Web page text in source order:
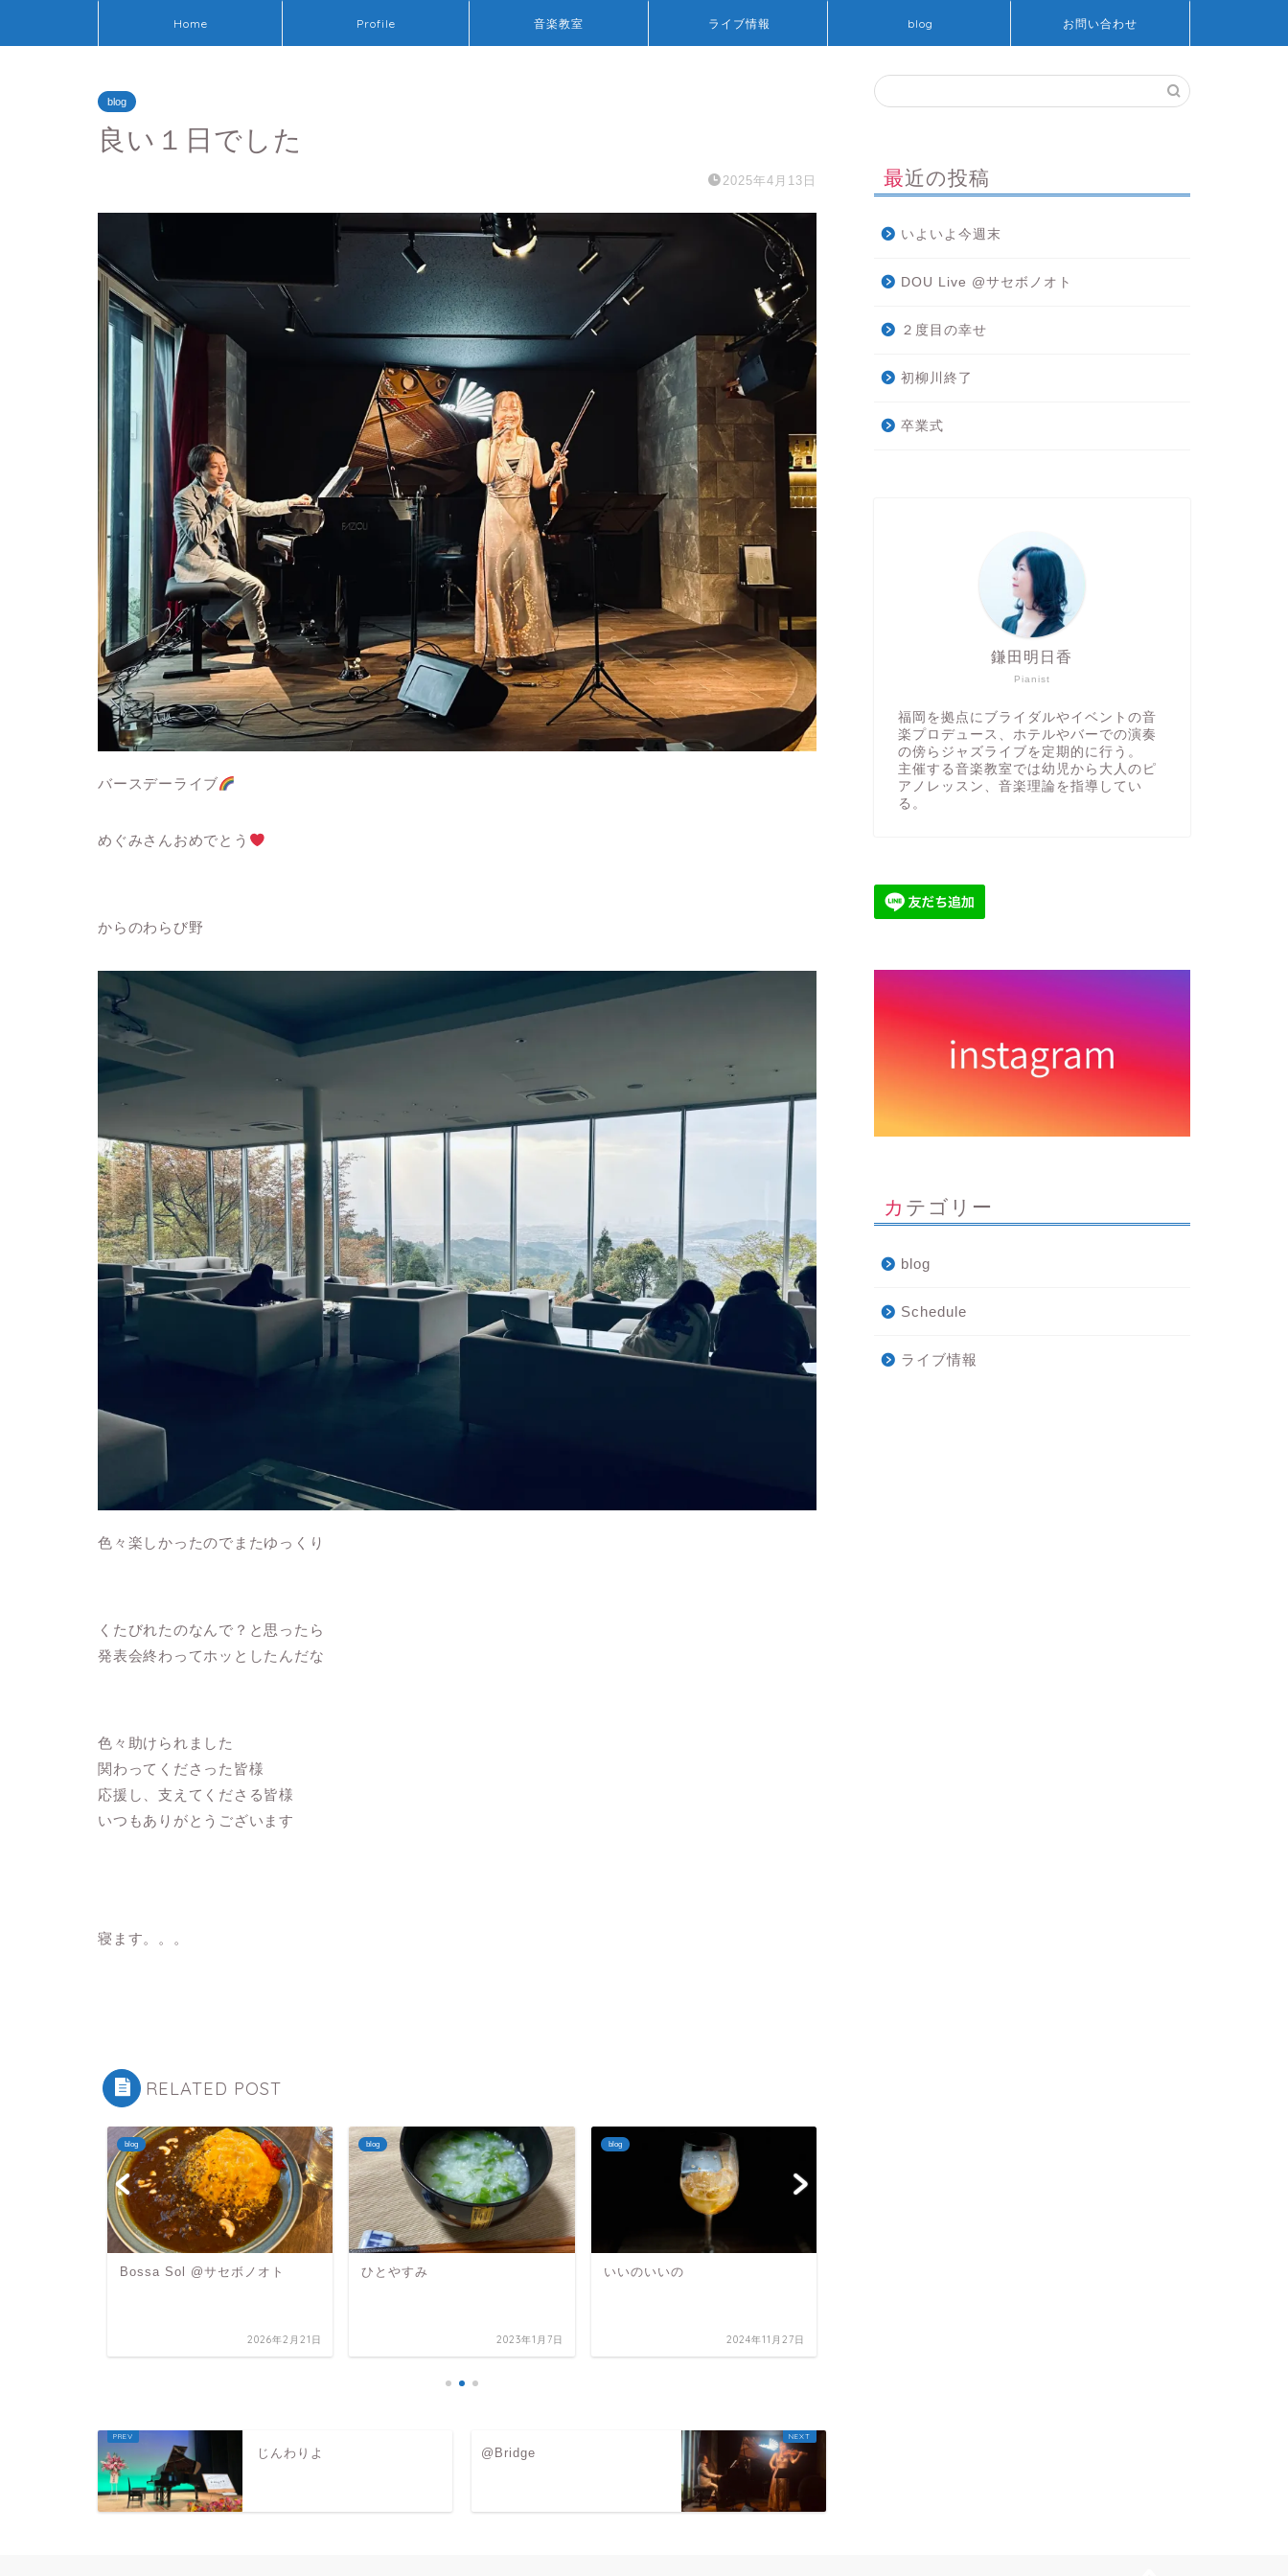
Home Profile 音楽教室 ライブ情報 blog お問い合わせ
blog
良い１日でした
2025年4月13日
バースデーライブ
めぐみさんおめでとう
からのわらび野
色々楽しかったのでまたゆっくり
くたびれたのなんで？と思ったら
発表会終わってホッとしたんだな
色々助けられました
関わってくださった皆様
応援し、支えてくださる皆様
いつもありがとうございます
寝ます。。。
RELATED POST
blog
Bossa Sol @サセボノオト
2026年2月21日
blog
ひとやすみ
2023年1月7日
blog
いいのいいの
2024年11月27日
じんわりよ @Bridge
最近の投稿
いよいよ今週末
DOU Live @サセボノオト
２度目の幸せ
初柳川終了
卒業式
Pianist
鎌田明日香
福岡を拠点にブライダルやイベントの音
楽プロデュース、ホテルやバーでの演奏
の傍らジャズライブを定期的に行う。
主催する音楽教室では幼児から大人のピ
アノレッスン、音楽理論を指導してい
る。
カテゴリー
blog
Schedule
ライブ情報